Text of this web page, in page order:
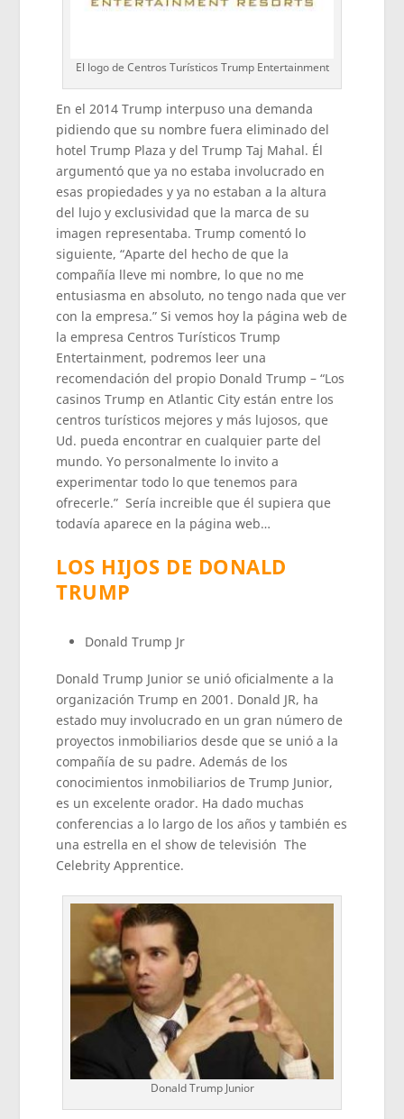
El logo de Centros Turísticos Trump Entertainment
En el 2014 Trump interpuso una demanda
pidiendo que su nombre fuera eliminado del
hotel Trump Plaza y del Trump Taj Mahal. Él
argumentó que ya no estaba involucrado en
esas propiedades y ya no estaban a la altura
del lujo y exclusividad que la marca de su
imagen representaba. Trump comentó lo
siguiente, “Aparte del hecho de que la
compañía lleve mi nombre, lo que no me
entusiasma en absoluto, no tengo nada que ver
con la empresa.” Si vemos hoy la página web de
la empresa Centros Turísticos Trump
Entertainment, podremos leer una
recomendación del propio Donald Trump – “Los
casinos Trump en Atlantic City están entre los
centros turísticos mejores y más lujosos, que
Ud. pueda encontrar en cualquier parte del
mundo. Yo personalmente lo invito a
experimentar todo lo que tenemos para
ofrecerle.” Sería increible que él supiera que
todavía aparece en la página web…
LOS HIJOS DE DONALD
TRUMP
Donald Trump Jr
Donald Trump Junior se unió oficialmente a la
organización Trump en 2001. Donald JR, ha
estado muy involucrado en un gran número de
proyectos inmobiliarios desde que se unió a la
compañía de su padre. Además de los
conocimientos inmobiliarios de Trump Junior,
es un excelente orador. Ha dado muchas
conferencias a lo largo de los años y también es
una estrella en el show de televisión The
Celebrity Apprentice.
Donald Trump Junior